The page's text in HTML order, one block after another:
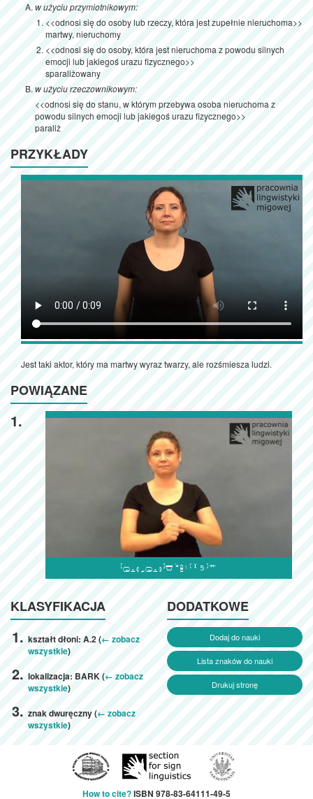
w użyciu przymiotnikowym:
<<odnosi się do osoby lub rzeczy, która jest zupełnie nieruchoma>>
martwy, nieruchomy
<<odnosi się do osoby, która jest nieruchoma z powodu silnych
emocji lub jakiegoś urazu fizycznego>>
sparaliżowany
w użyciu rzeczownikowym:
<<odnosi się do stanu, w którym przebywa osoba nieruchoma z
powodu silnych emocji lub jakiegoś urazu fizycznego>>
paraliż
PRZYKŁADY
Jest taki aktor, który ma martwy wyraz twarzy, ale rozśmiesza ludzi.
POWIĄZANE
1.

KLASYFIKACJA
kształt dłoni: A.2 (← zobacz
wszystkie)
lokalizacja: BARK (← zobacz
wszystkie)
znak dwuręczny (← zobacz
wszystkie)
DODATKOWE
Dodaj do nauki
Lista znaków do nauki
Drukuj stronę
How to cite?ISBN 978-83-64111-49-5